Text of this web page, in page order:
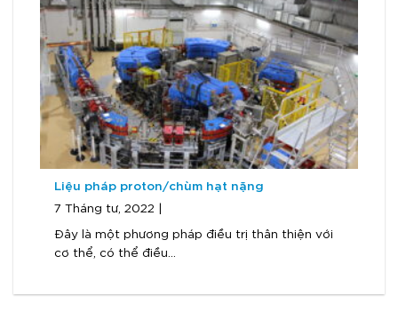
Liệu pháp proton/chùm hạt nặng
7 Tháng tư, 2022 |
Đây là một phương pháp điều trị thân thiện với
cơ thể, có thể điều...